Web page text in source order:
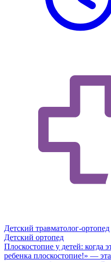
Детский травматолог-ортопед
Детский ортопед
Плоскостопие у детей: когда
ребенка плоскостопие!» —